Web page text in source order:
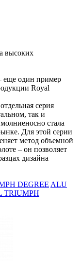
высоких
еще один пример
Royal
серия
так и
стала
Для этой серии
метод объемной
– он позволяет
дизайна
DEGREE ALU
TRIUMPH